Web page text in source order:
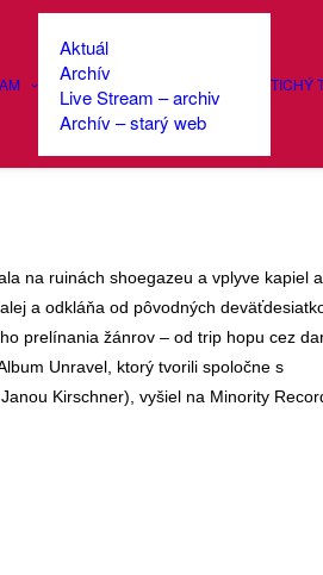
Aktuál
Archív
Live Stream – archiv
Archív – starý web
TICHÝ
meurt (CZ) + The
na ruinách shoegazeu a vplyve kapiel
a odkláňa od pôvodných
prelínania žánrov – od trip hopu cez
Unravel, ktorý tvorili spoločne s
Kirschner), vyšiel na Minority